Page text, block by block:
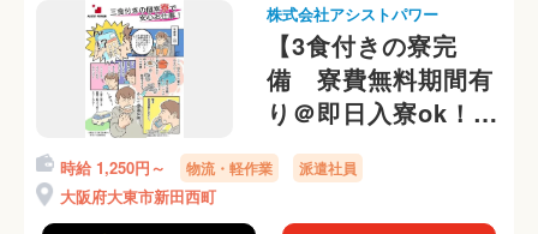
株式会社アシストパワー
【3食付きの寮完
備 寮費無料期間有
り＠即日入寮ok！】
未経験歓迎！倉庫内
で飲料補充の簡単サ
時給 1,250円～ 物流・軽作業 派遣社員
大阪府大東市新田西町